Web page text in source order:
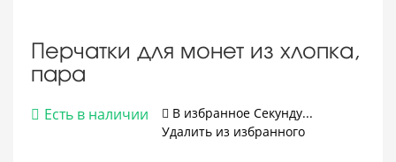
Перчатки для монет из хлопка,
пара
Есть в наличии В избранное Cекунду...
Удалить из избранного